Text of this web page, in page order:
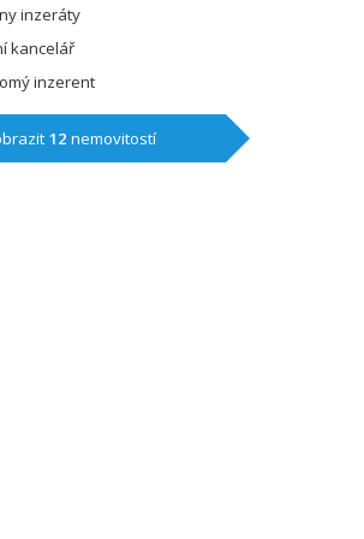
inzeráty
kancelář
inzerent
12 nemovitostí